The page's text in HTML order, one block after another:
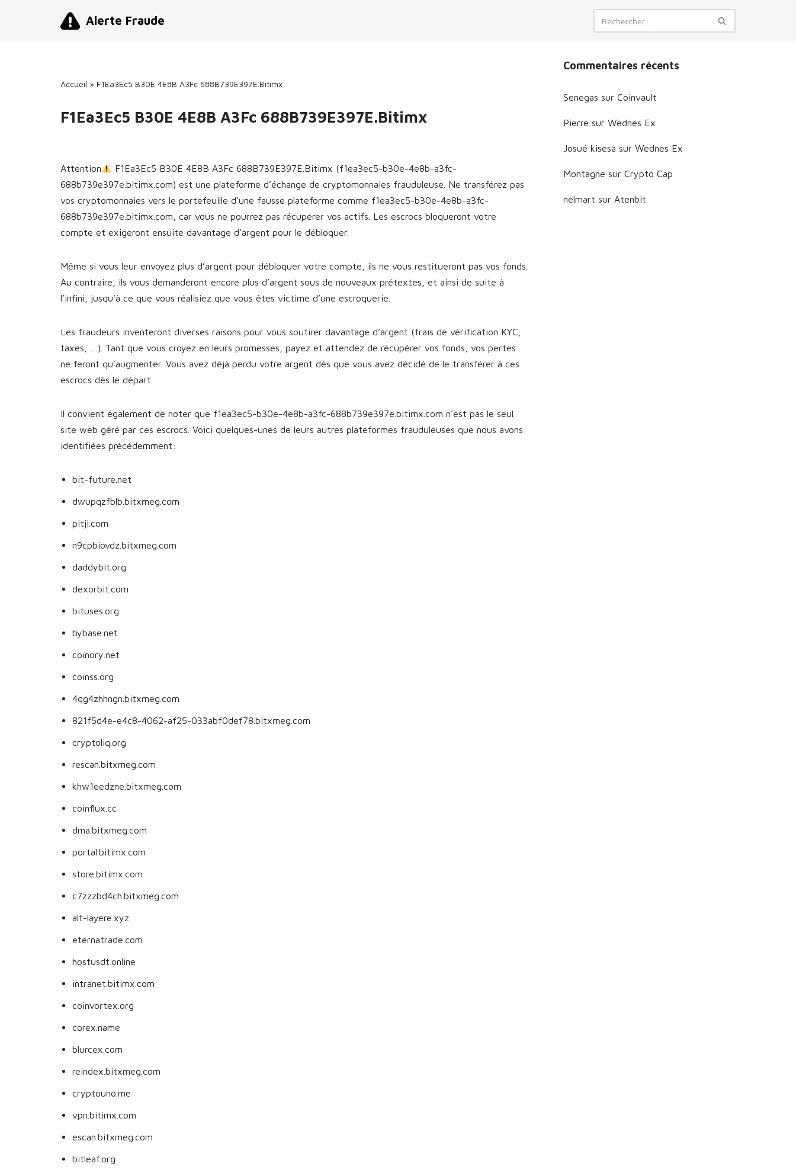
Alerte Fraude
Accueil » F1Ea3Ec5 B30E 4E8B A3Fc 688B739E397E.Bitimx
F1Ea3Ec5 B30E 4E8B A3Fc 688B739E397E.Bitimx
Attention
F1Ea3Ec5 B30E 4E8B A3Fc 688B739E397E.Bitimx (f1ea3ec5-b30e-4e8b-a3fc-
688b739e397e.bitimx.com) est une plateforme d’échange de cryptomonnaies frauduleuse. Ne transférez pas
vos cryptomonnaies vers le portefeuille d’une fausse plateforme comme f1ea3ec5-b30e-4e8b-a3fc-
688b739e397e.bitimx.com, car vous ne pourrez pas récupérer vos actifs. Les escrocs bloqueront votre
compte et exigeront ensuite davantage d’argent pour le débloquer.
Même si vous leur envoyez plus d’argent pour débloquer votre compte, ils ne vous restitueront pas vos fonds.
Au contraire, ils vous demanderont encore plus d’argent sous de nouveaux prétextes, et ainsi de suite à
l’infini, jusqu’à ce que vous réalisiez que vous êtes victime d’une escroquerie.
Les fraudeurs inventeront diverses raisons pour vous soutirer davantage d’argent (frais de vérification KYC,
taxes, …). Tant que vous croyez en leurs promesses, payez et attendez de récupérer vos fonds, vos pertes
ne feront qu’augmenter. Vous avez déjà perdu votre argent dès que vous avez décidé de le transférer à ces
escrocs dès le départ.
Il convient également de noter que f1ea3ec5-b30e-4e8b-a3fc-688b739e397e.bitimx.com n’est pas le seul
site web géré par ces escrocs. Voici quelques-unes de leurs autres plateformes frauduleuses que nous avons
identifiées précédemment:
bit-future.net
dwupqzfblb.bitxmeg.com
pitji.com
n9cpbiovdz.bitxmeg.com
daddybit.org
dexorbit.com
bituses.org
bybase.net
coinory.net
coinss.org
4qg4zhhngn.bitxmeg.com
821f5d4e-e4c8-4062-af25-033abf0def78.bitxmeg.com
cryptoliq.org
rescan.bitxmeg.com
khw1eedzne.bitxmeg.com
coinflux.cc
dma.bitxmeg.com
portal.bitimx.com
store.bitimx.com
c7zzzbd4ch.bitxmeg.com
alt-layere.xyz
eternatrade.com
hostusdt.online
intranet.bitimx.com
coinvortex.org
corex.name
blurcex.com
reindex.bitxmeg.com
cryptouno.me
vpn.bitimx.com
escan.bitxmeg.com
bitleaf.org
Commentaires récents
Senegas sur Coinvault
Pierre sur Wednes Ex
Josué kisesa sur Wednes Ex
Montagne sur Crypto Cap
nelmart sur Atenbit